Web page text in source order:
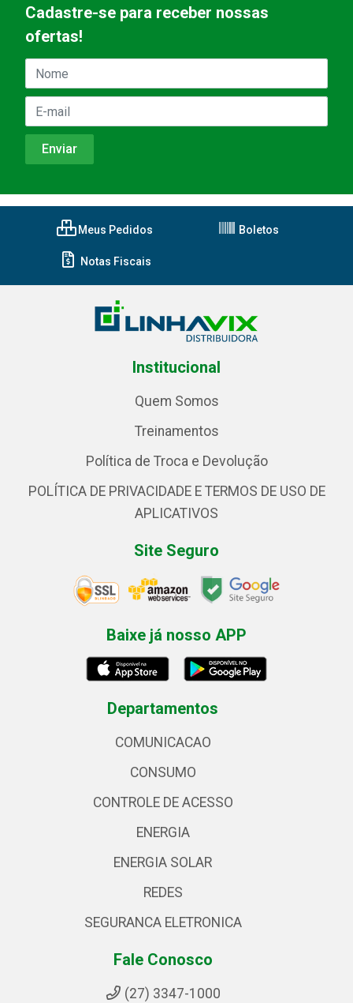
Cadastre-se para receber nossas
ofertas!
Meus Pedidos Boletos
Notas Fiscais
Institucional
Quem Somos
Treinamentos
Política de Troca e Devolução
POLÍTICA DE PRIVACIDADE E TERMOS DE USO DE
APLICATIVOS
Site Seguro
Baixe já nosso APP
Departamentos
COMUNICACAO
CONSUMO
CONTROLE DE ACESSO
ENERGIA
ENERGIA SOLAR
REDES
SEGURANCA ELETRONICA
Fale Conosco
(27) 3347-1000